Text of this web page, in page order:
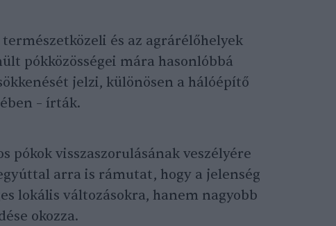
és az agrárélőhelyek
pókközösségei mára hasonlóbbá
jelzi, különösen a hálóépítő
– írták.
pókok visszaszorulásának veszélyére
arra is rámutat, hogy a jelenség
lokális változásokra, hanem nagyobb
okozza.